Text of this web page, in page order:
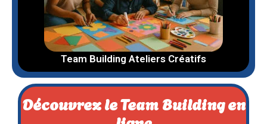
Team Building Ateliers Créatifs
Découvrez le Team Building en